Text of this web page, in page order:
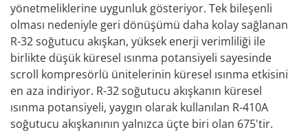
yönetmeliklerine uygunluk gösteriyor. Tek bileşenli
olması nedeniyle geri dönüşümü daha kolay sağlanan
R-32 soğutucu akışkan, yüksek enerji verimliliği ile
birlikte düşük küresel ısınma potansiyeli sayesinde
scroll kompresörlü ünitelerinin küresel ısınma etkisini
en aza indiriyor. R-32 soğutucu akışkanın küresel
ısınma potansiyeli, yaygın olarak kullanılan R-410A
soğutucu akışkanının yalnızca üçte biri olan 675'tir.